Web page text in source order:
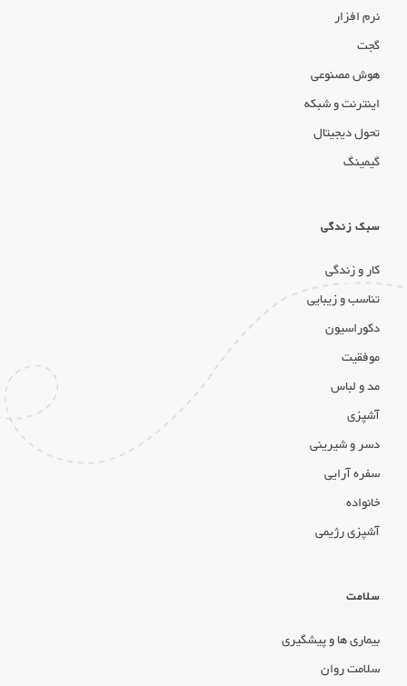
نرم افزار
گجت
هوش مصنوعی
اینترنت و شبکه
تحول دیجیتال
گیمینگ
سبک زندگی
کار و زندگی
تناسب و زیبایی
دکوراسیون
موفقیت
مد و لباس
آشپزی
دسر و شیرینی
سفره آرایی
خانواده
آشپزی رژیمی
سلامت
بیماری ها و پیشگیری
سلامت روان